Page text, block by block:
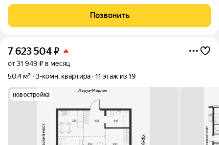
готовый бизнес-инструмент
Позвонить
7 623 504₽
от 31 949 ₽ в месяц
50,4 м²
3-комн. квартира 11 этаж из 19
новостройка